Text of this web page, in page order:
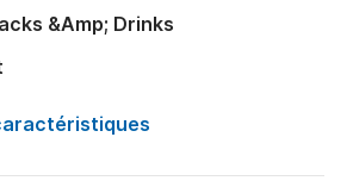
bord ?&Amp; Drinks